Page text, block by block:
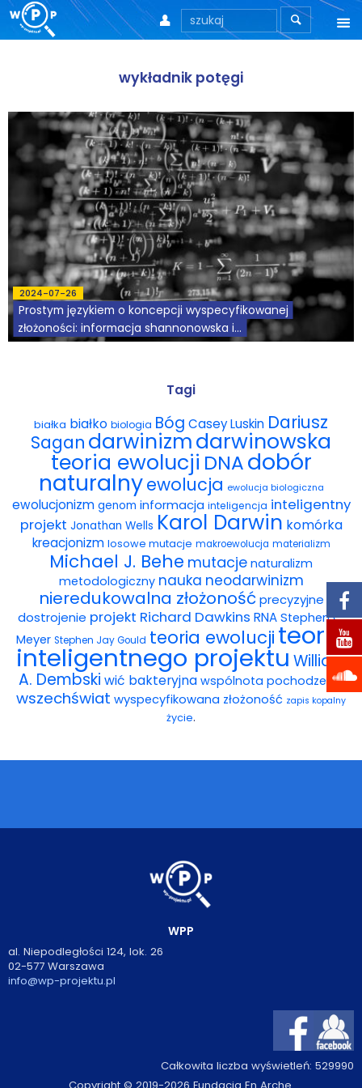

Motto
Aktualności
Teksty
Wprowadzenie
Artykuły
Krytyka teorii ID
Wybór tekstów
Dla autorów
Darmowy ebook
Księgarnia
FAQ
Spis tekstów
Filmy
Konferencje, webinaria i debaty
Wywiady i wykłady
Podcasty
O książkach
FAQ
Kontakt
 
wykładnik potęgi
2024-07-26
Prostym językiem o koncepcji wyspecyfikowanej
złożoności: informacja shannonowska i...
Tagi
białka białko biologia Bóg Casey Luskin Dariusz
Sagan darwinizmdarwinowska
teoria ewolucji DNAdobór
naturalnyewolucja ewolucja biologiczna
ewolucjonizm genom informacja inteligencja inteligentny
projekt Jonathan Wells Karol Darwin komórka
kreacjonizm losowe mutacje makroewolucja materializm
Michael J. Behe mutacje naturalizm
metodologiczny nauka neodarwinizm
nieredukowalna złożoność precyzyjne
dostrojenie projekt Richard Dawkins RNA Stephen C.
Meyer Stephen Jay Gould teoria ewolucji teoria
inteligentnego projektu William
A. Dembski wić bakteryjna wspólnota pochodzenia
wszechświat wyspecyfikowana złożoność zapis kopalny
życie.
WPP
al. Niepodległości 124, lok. 26
02-577 Warszawa
info@wp-projektu.pl
Całkowita liczba wyświetleń: 529990